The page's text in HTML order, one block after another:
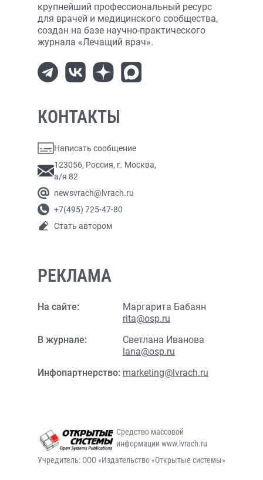
крупнейший профессиональный ресурс
для врачей и медицинского сообщества,
создан на базе научно-практического
журнала «Лечащий врач».
КОНТАКТЫ
Написать сообщение
123056, Россия, г. Москва,
а/я 82
newsvrach@lvrach.ru
+7(495) 725-47-80
Стать автором
РЕКЛАМА
На сайте:
Маргарита Бабаян
rita@osp.ru
В журнале:
Светлана Иванова
lana@osp.ru
Инфопартнерство: marketing@lvrach.ru
Средство массовой
информации www.lvrach.ru
Учредитель: ООО «Издательство «Открытые системы»